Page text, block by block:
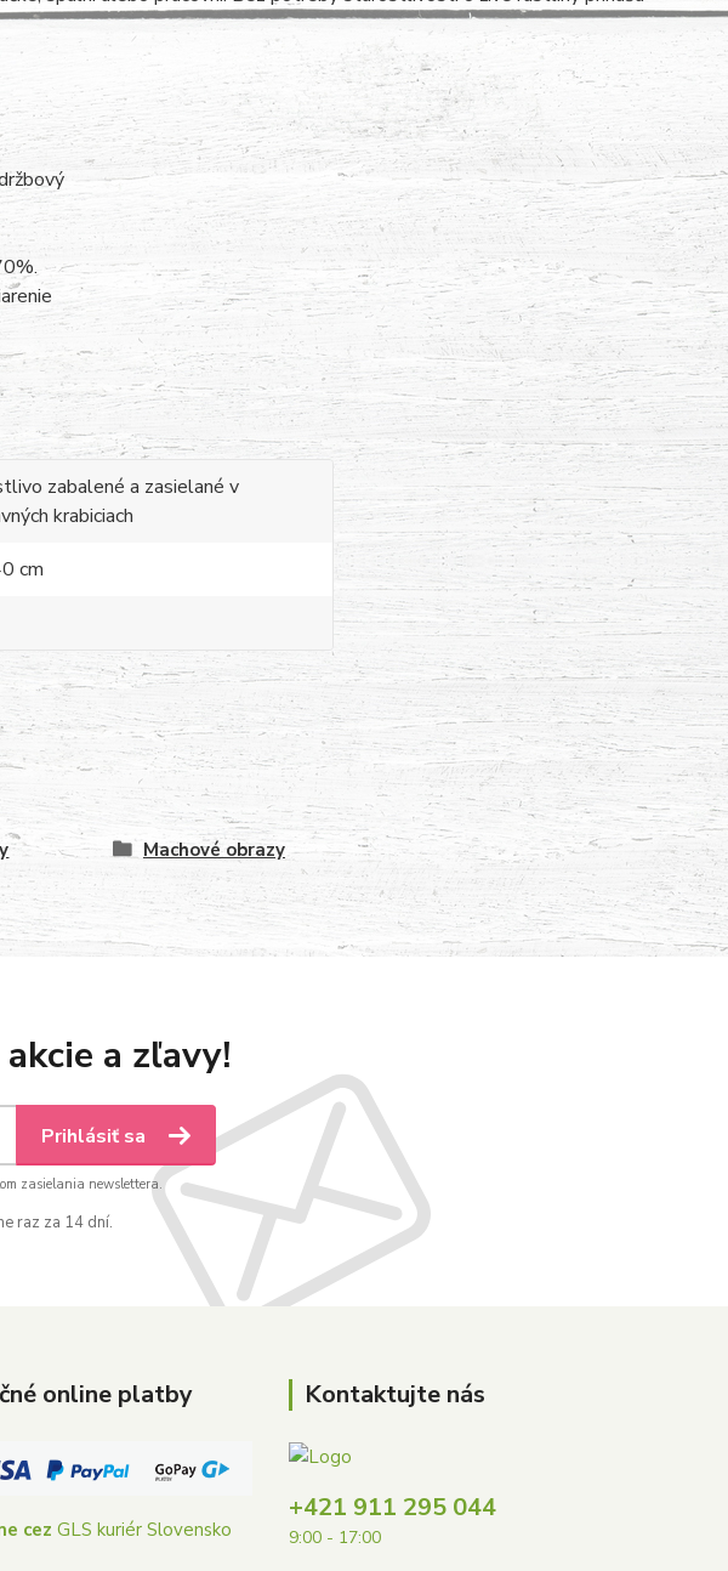
zabalené a zasielané v
krabiciach
cm
Machové obrazy
a zľavy!
Prihlásiť sa
zasielania newslettera.
raz za 14 dní.
online platby
cez GLS kuriér Slovensko
Kontaktujte nás
+421 911 295 044
9:00 - 17:00